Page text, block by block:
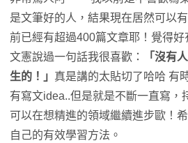
是文筆好的人，結果現在居然可以
前已經有超過400篇文章耶！覺得
文憲說過一句話我很喜歡：
「沒有
生的！」 真是講的太貼切了哈哈 有
有寫文idea..但是就是不斷一直寫，
可以在想精進的領域繼續進步歐！
自己的有效學習方法。